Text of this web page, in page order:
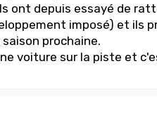
ont depuis essayé de
imposé) et ils
prochaine.
voiture sur la piste et